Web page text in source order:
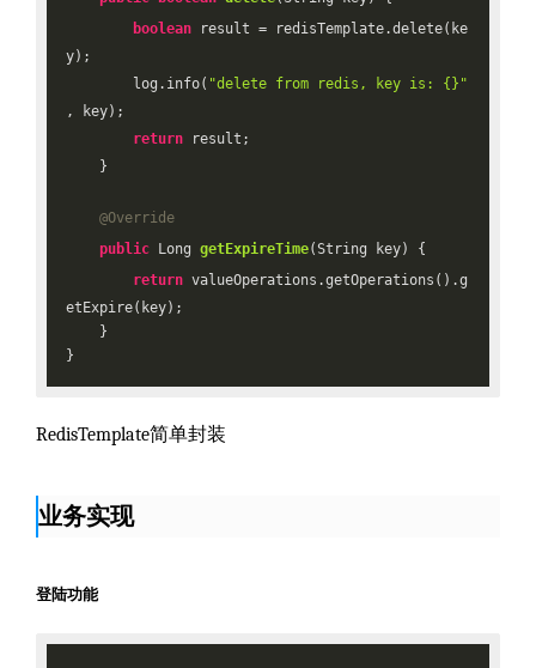
boolean result = redisTemplate.delete(ke
y);
log.info( "delete from redis, key is: {}"
, key);
return result;
}
@Override
public Long getExpireTime(String key)
{
return valueOperations.getOperations().g
etExpire(key);
}
RedisTemplate简单封装
业务实现
登陆功能